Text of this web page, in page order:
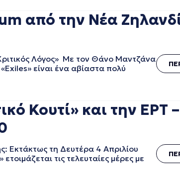
από την Νέα
Λόγος» Με τον Θάνο Μαντζάνα
είναι ένα αβίαστα πολύ
Κουτί» και την ΕΡΤ –
Εκτάκτως τη Δευτέρα 4 Απριλίου
τις τελευταίες μέρες με